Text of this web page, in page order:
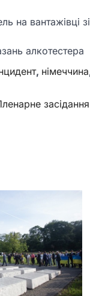
вантажівці
алкотестера
, німеччина